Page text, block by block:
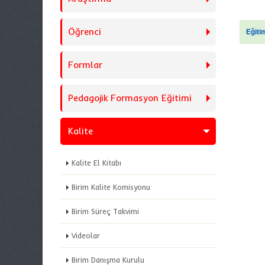
Öğrenci
Formlar
Pedagojik Formasyon Eğitimi
Kalite
Kalite El Kitabı
Birim Kalite Komisyonu
Birim Süreç Takvimi
Videolar
Birim Danışma Kurulu